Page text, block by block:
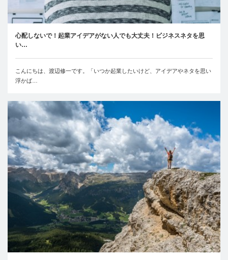
心配しないで！起業アイデアがない人でも大丈夫！ビジネスネタを思
い…
こんにちは、渡辺修一です。「いつか起業したいけど、アイデアやネタを思い
浮かば…